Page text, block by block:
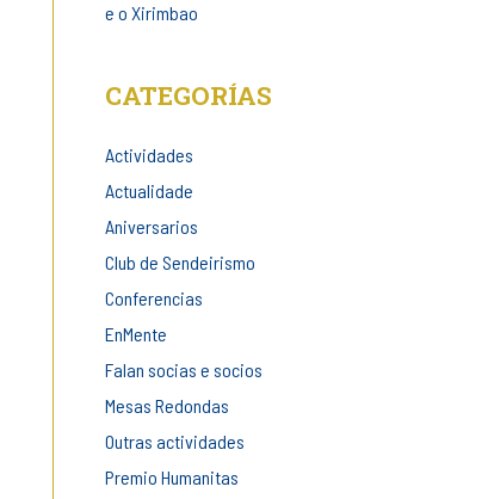
e o Xirimbao
CATEGORÍAS
Actividades
Actualidade
Aniversarios
Club de Sendeirismo
Conferencias
EnMente
Falan socias e socios
Mesas Redondas
Outras actividades
Premio Humanitas